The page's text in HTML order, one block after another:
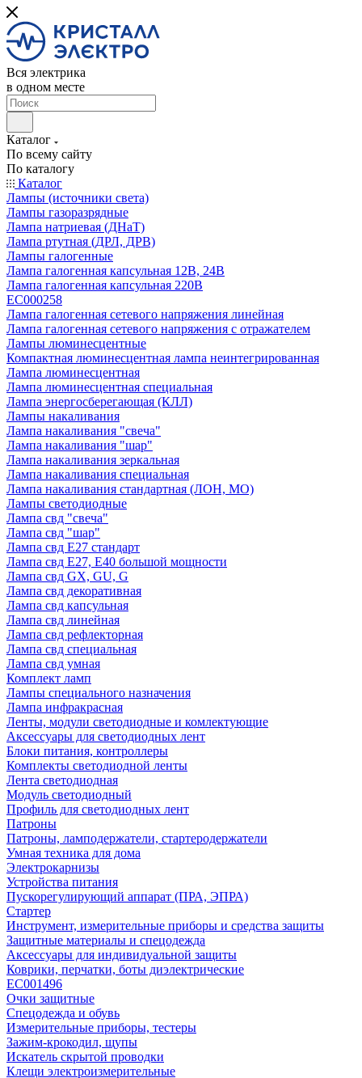
Вся электрика
в одном месте
Каталог
По всему сайту
По каталогу
Каталог
Лампы (источники света)
Лампы газоразрядные
Лампа натриевая (ДНаТ)
Лампа ртутная (ДРЛ, ДРВ)
Лампы галогенные
Лампа галогенная капсульная 12В, 24В
Лампа галогенная капсульная 220В
EC000258
Лампа галогенная сетевого напряжения линейная
Лампа галогенная сетевого напряжения с отражателем
Лампы люминесцентные
Компактная люминесцентная лампа неинтегрированная
Лампа люминесцентная
Лампа люминесцентная специальная
Лампа энергосберегающая (КЛЛ)
Лампы накаливания
Лампа накаливания "свеча"
Лампа накаливания "шар"
Лампа накаливания зеркальная
Лампа накаливания специальная
Лампа накаливания стандартная (ЛОН, МО)
Лампы светодиодные
Лампа свд "свеча"
Лампа свд "шар"
Лампа свд E27 стандарт
Лампа свд E27, Е40 большой мощности
Лампа свд GX, GU, G
Лампа свд декоративная
Лампа свд капсульная
Лампа свд линейная
Лампа свд рефлекторная
Лампа свд специальная
Лампа свд умная
Комплект ламп
Лампы специального назначения
Лампа инфракрасная
Ленты, модули светодиодные и комлектующие
Аксессуары для светодиодных лент
Блоки питания, контроллеры
Комплекты светодиодной ленты
Лента светодиодная
Модуль светодиодный
Профиль для светодиодных лент
Патроны
Патроны, ламподержатели, стартеродержатели
Умная техника для дома
Электрокарнизы
Устройства питания
Пускорегулирующий аппарат (ПРА, ЭПРА)
Стартер
Инструмент, измерительные приборы и средства защиты
Защитные материалы и спецодежда
Аксессуары для индивидуальной защиты
Коврики, перчатки, боты диэлектрические
EC001496
Очки защитные
Спецодежда и обувь
Измерительные приборы, тестеры
Зажим-крокодил, щупы
Искатель скрытой проводки
Клещи электроизмерительные